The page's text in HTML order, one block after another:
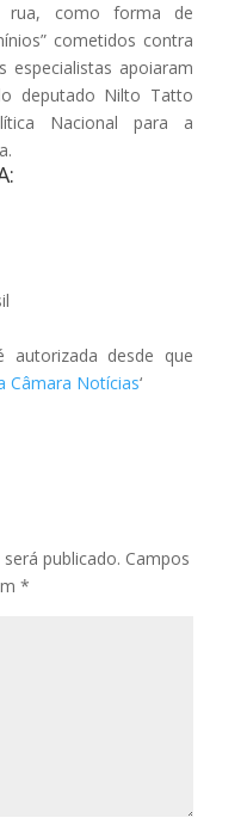
rua, como forma de
cometidos contra
especialistas apoiaram
deputado Nilto Tatto
Nacional para a
autorizada desde que
Câmara Notícias‘
publicado. Campos
*